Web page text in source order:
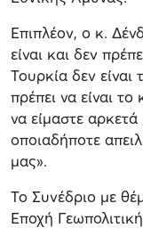
Επιπλέον, ο κ.
είναι και δεν
Τουρκία δεν
πρέπει να είναι
να είμαστε
οποιαδήποτε
μας».
Το Συνέδριο με
Εποχή